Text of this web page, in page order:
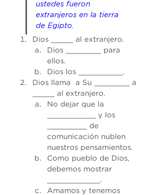
ustedes fueron
extranjeros en la tierra
de Egipto.
Dios _____ al extranjero.
Dios ________ para
ellos.
Dios los __________.
Dios llama  a Su ________ a
_____ al extranjero.
No dejar que la
___________ y los
_________ de
comunicación nublen
nuestros pensamientos.
Como pueblo de Dios,
debemos mostrar
____________.
Amamos y tenemos